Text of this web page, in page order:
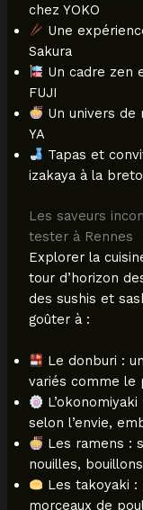
chez YOKO
Une
Sakura
Un cadre zen
FUJI
Un univers de
YA
Tapas et
izakaya à la
Les saveurs
tester à Rennes
Explorer la
tour d’horizon
des sushis et
goûter à :
Le donburi :
variés comme
selon l’envie,
Les ramens :
nouilles,
Les takoyaki
morceaux de